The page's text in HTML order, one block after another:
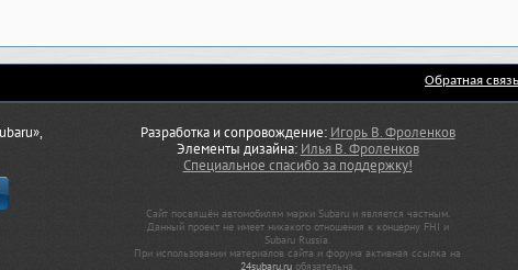
Обратная связь
Разработка и сопровождение: Игорь В. Фроленков
Элементы дизайна: Илья В. Фроленков
Специальное спасибо за поддержку!
Сайт посвящён автомобилям марки Subaru и является частным.
Данный проект не имеет никакого отношения к концерну FHI и
Subaru Russia.
При использовании материалов сайта и форума активная ссылка на
24subaru.ruобязательна.